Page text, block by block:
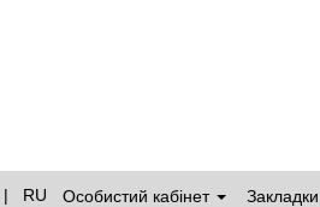
| RU Особистий кабінет